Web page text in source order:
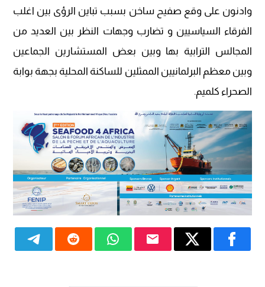
وادنون على وقع صفيح ساخن بسبب تباين الرؤى بين اغلب
الفرقاء السياسيين و تضارب وجهات النظر بين العديد من
المجالس الترابية بها وبين بعض المستشارين الجماعين
وبين معظم البرلمانيين الممثلين للساكنة المحلية بجهة بوابة
الصحراء كلميم.